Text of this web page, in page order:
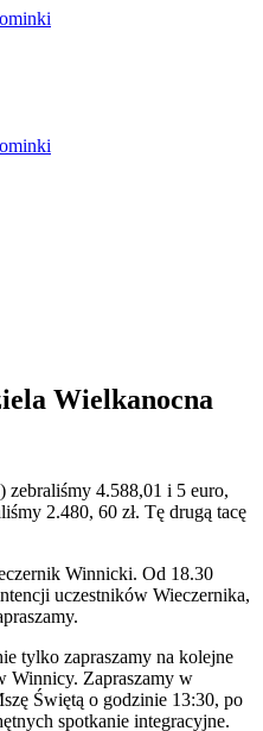
Wielkanocna
zebraliśmy 4.588,01 i 5 euro,
2.480, 60 zł. Tę drugą tacę
Winnicki. Od 18.30
uczestników Wieczernika,
tylko zapraszamy na kolejne
Winnicy. Zapraszamy w
Świętą o godzinie 13:30, po
spotkanie integracyjne.